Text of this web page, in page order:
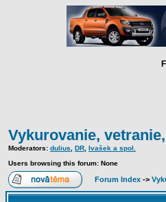
Vykurovanie,
Moderators: dulius DR Ivašek a spol.
Users browsing this forum: None
Forum Index ->